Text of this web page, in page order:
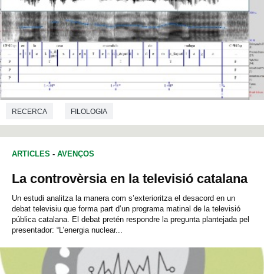
RECERCA FILOLOGIA
ARTICLES - AVENÇOS
La controvèrsia en la televisió catalana
Un estudi analitza la manera com s’exterioritza el desacord en un
debat televisiu que forma part d’un programa matinal de la televisió
pública catalana. El debat pretén respondre la pregunta plantejada pel
presentador: “L’energia nuclear...